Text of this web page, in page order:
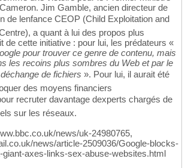
Jim Gamble, ancien directeur de
de lenfance CEOP (Child Exploitation and
a quant à lui des propos plus
de cette initiative : pour lui, les prédateurs «
pour trouver ce genre de contenu, mais
les recoins plus sombres du Web et par le
de fichiers ». Pour lui, il aurait été
des moyens financiers
recruter davantage dexperts chargés de
sur les réseaux.
news/uk-24980765,
news/article-2509036/Google-blocks-
giant-axes-links-sex-abuse-websites.html